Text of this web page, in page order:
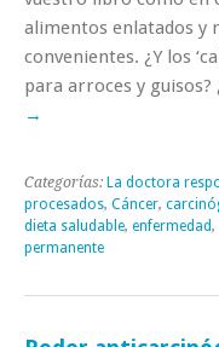
alimentos enlatados y
convenientes. ¿Y los
para arroces y
→
Categorías: La doctora
procesados, Cáncer,
dieta saludable, enfermedad,
permanente